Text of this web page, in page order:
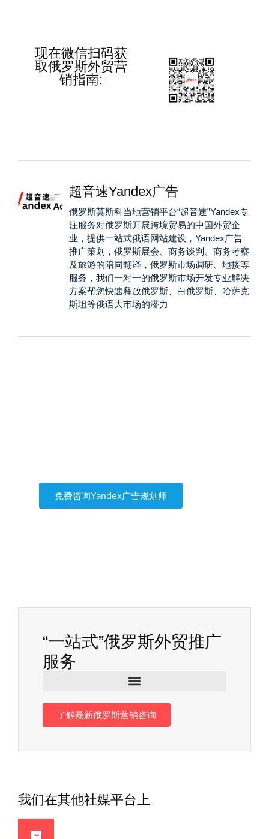
现在微信扫码获
取俄罗斯外贸营
销指南:
超音速Yandex广告
俄罗斯莫斯科当地营销平台“超音速”Yandex专
注服务对俄罗斯开展跨境贸易的中国外贸企
业，提供一站式俄语网站建设，Yandex广告
推广策划，俄罗斯展会、商务谈判、商务考察
及旅游的陪同翻译，俄罗斯市场调研、地接等
服务，我们一对一的俄罗斯市场开发专业解决
方案帮您快速释放俄罗斯、白俄罗斯、哈萨克
斯坦等俄语大市场的潜力
免费咨询Yandex广告规划师
“一站式”俄罗斯外贸推广
服务
了解最新俄罗斯营销咨询
我们在其他社媒平台上